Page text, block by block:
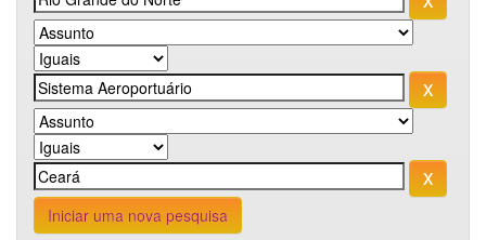
Iniciar uma nova pesquisa